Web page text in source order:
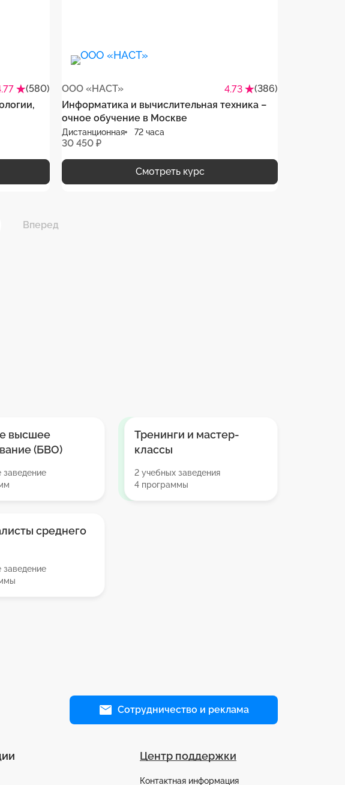
(580)
ООО «НАСТ» 4.73
(386)
Информатика и вычислительная техника –
очное обучение в Москве
Дистанционная 72 часа
30 450 ₽
Смотреть курс
Вперед
высшее
(БВО)
заведение
Тренинги и мастер-
классы
2 учебных заведения
4 программы
среднего
заведение
Сотрудничество и реклама
Центр поддержки
Контактная информация